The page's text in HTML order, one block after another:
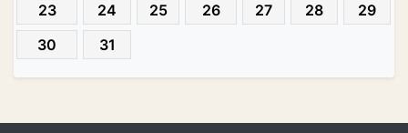
23
24 25 26 27 28
29
30
31